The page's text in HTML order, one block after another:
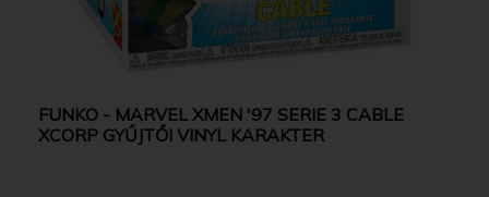
FUNKO - MARVEL XMEN '97 SERIE 3 CABLE
XCORP GYŰJTŐI VINYL KARAKTER